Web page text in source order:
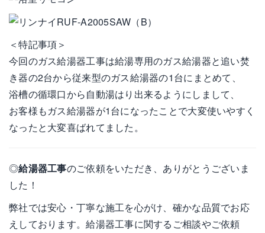
＜特記事項＞
今回のガス給湯器工事は給湯専用のガス給湯器と追い焚
き器の2台から従来型のガス給湯器の1台にまとめて、
浴槽の循環口から自動湯はり出来るようにしまして、
お客様もガス給湯器が1台になったことで大変使いやすく
なったと大変喜ばれてました。
◎給湯器工事のご依頼をいただき、ありがとうございま
した！
弊社では安心・丁寧な施工を心がけ、確かな品質でお応
えしております。給湯器工事に関するご相談やご依頼